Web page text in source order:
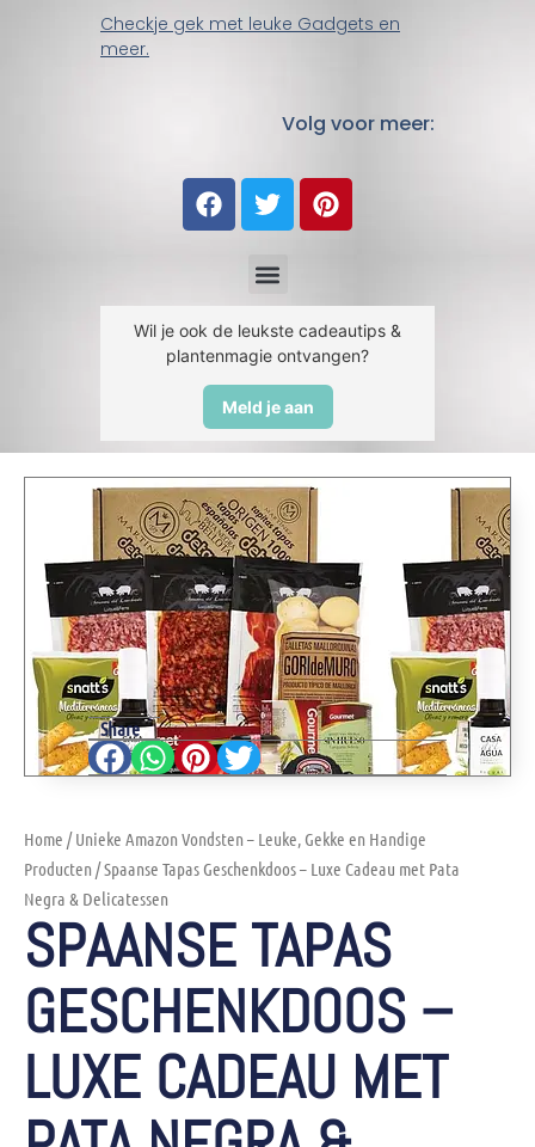
Checkje gek met leuke Gadgets en
meer.
Volg voor meer:
Wil je ook de leukste cadeautips &
plantenmagie ontvangen?
Meld je aan
Home /Unieke Amazon Vondsten – Leuke, Gekke en Handige
Producten / Spaanse Tapas Geschenkdoos – Luxe Cadeau met Pata
Negra & Delicatessen
SPAANSE TAPAS
GESCHENKDOOS –
LUXE CADEAU MET
Share